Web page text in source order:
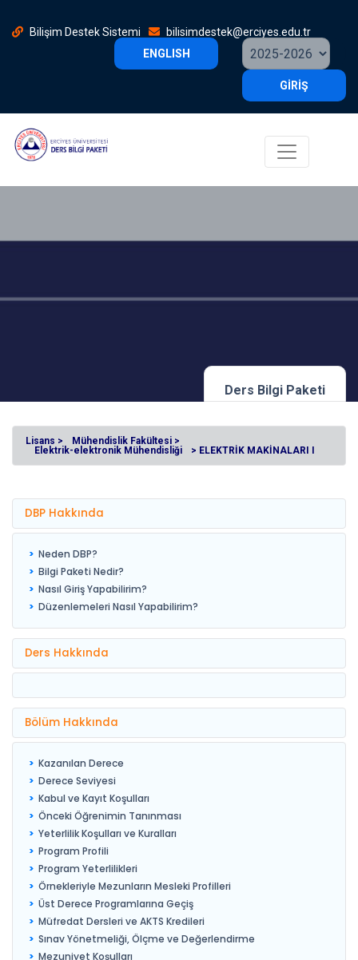
Bilişim Destek Sistemi
bilisimdestek@erciyes.edu.tr
ENGLISH
GİRİŞ
Ders Bilgi Paketi
Lisans >
Mühendislik Fakültesi >
Elektrik-elektronik Mühendisliği
> ELEKTRİK MAKİNALARI I
DBP Hakkında
Neden DBP?
Bilgi Paketi Nedir?
Nasıl Giriş Yapabilirim?
Düzenlemeleri Nasıl Yapabilirim?
Ders Hakkında
Bölüm Hakkında
Kazanılan Derece
Derece Seviyesi
Kabul ve Kayıt Koşulları
Önceki Öğrenimin Tanınması
Yeterlilik Koşulları ve Kuralları
Program Profili
Program Yeterlilikleri
Örnekleriyle Mezunların Mesleki Profilleri
Üst Derece Programlarına Geçiş
Müfredat Dersleri ve AKTS Kredileri
Sınav Yönetmeliği, Ölçme ve Değerlendirme
Mezuniyet Koşulları